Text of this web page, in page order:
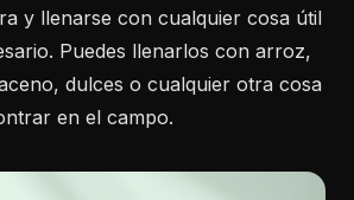
y llenarse con cualquier cosa útil
Puedes llenarlos con arroz,
dulces o cualquier otra cosa
en el campo.